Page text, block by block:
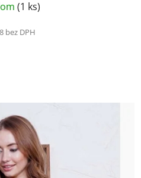
(1 ks)
bez DPH